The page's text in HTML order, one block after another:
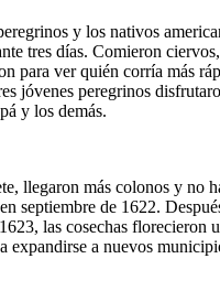
y los nativos
tres días. Comieron
para ver quién corría más
jóvenes peregrinos
y los demás.
llegaron más colonos y no
septiembre de 1622.
las cosechas florecieron
expandirse a nuevos